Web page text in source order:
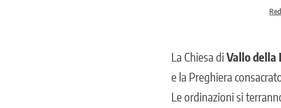
La Chiesa di Vallo della
e la Preghiera
Le ordinazioni si